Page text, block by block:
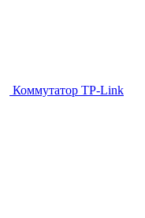
Коммутатор TP-Link